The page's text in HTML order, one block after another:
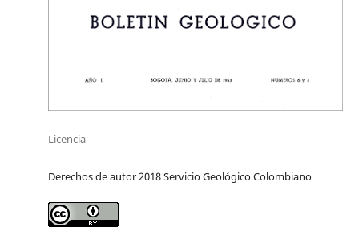
Licencia
Derechos de autor 2018 Servicio Geológico Colombiano